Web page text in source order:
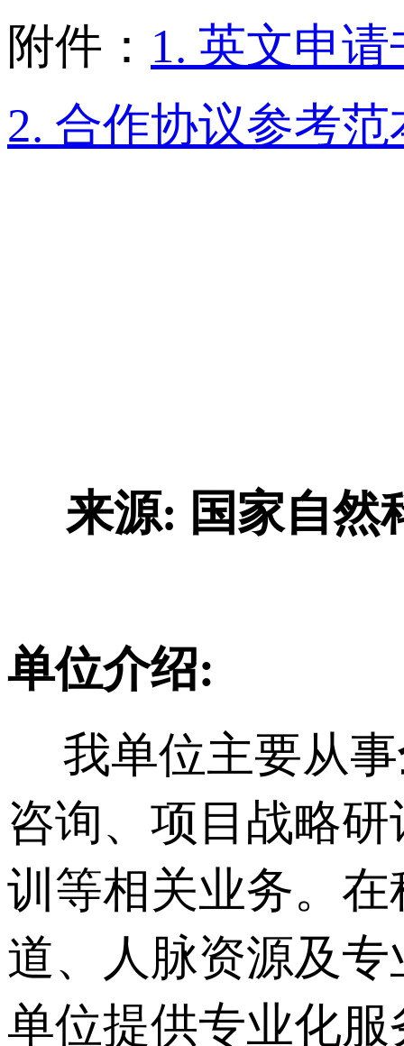
附件： 1. 英文申
2. 合作协议参考范
来源: 国家自然
单位介绍:
我单位主要从事
咨询、项目战略
训等相关业务。
道、人脉资源及
单位提供专业化